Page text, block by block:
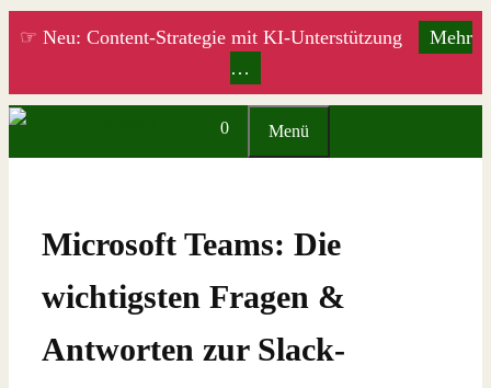
Zum
☞ Neu: Content-Strategie mit KI-Unterstützung
Mehr
…
0 Menü
Microsoft Teams: Die
wichtigsten Fragen &
Antworten zur Slack-